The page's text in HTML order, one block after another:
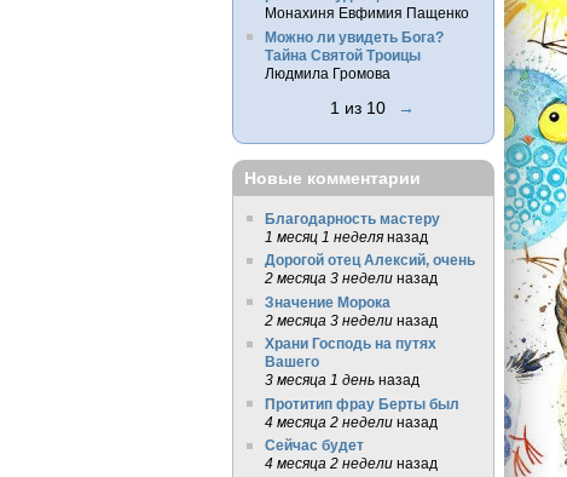
Монахиня Евфимия Пащенко
Можно ли увидеть Бога?
Тайна Святой Троицы
Людмила Громова
1 из 10 →
Новые комментарии
Благодарность мастеру
1 месяц 1 неделяназад
Дорогой отец Алексий, очень
2 месяца 3 неделиназад
Значение Морока
2 месяца 3 неделиназад
Храни Господь на путях
Вашего
3 месяца 1 деньназад
Протитип фрау Берты был
4 месяца 2 неделиназад
Сейчас будет
4 месяца 2 неделиназад